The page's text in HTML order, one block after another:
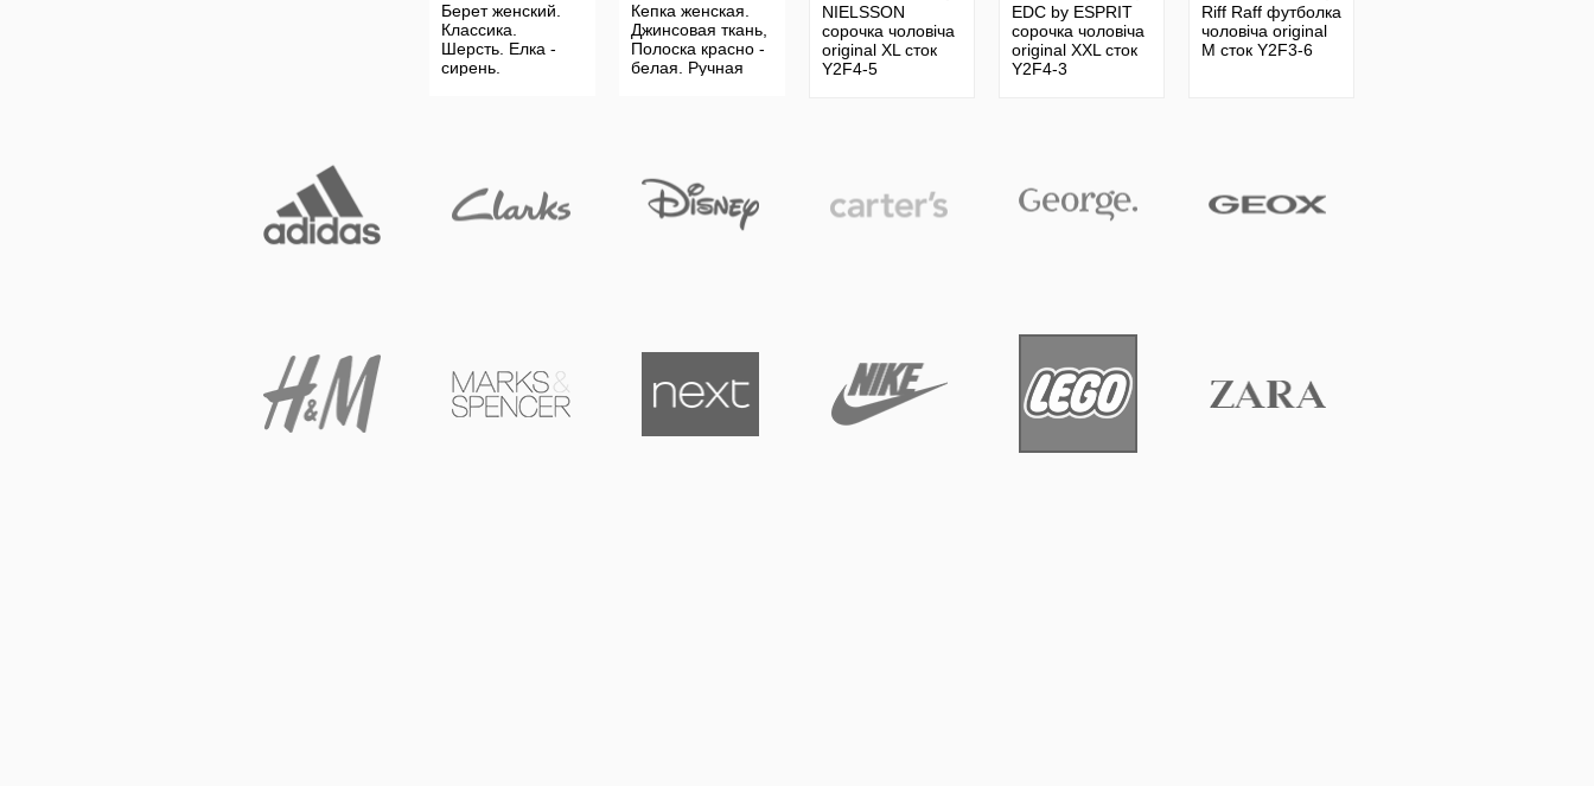
Берет женский.
Классика.
Шерсть. Елка -
сирень.
Кепка женская.
Джинсовая ткань,
Полоска красно -
белая. Ручная
NIELSSON
сорочка чоловіча
original XL сток
Y2F4-5
EDC by ESPRIT
сорочка чоловіча
original XXL сток
Y2F4-3
Riff Raff футболка
чоловіча original
M сток Y2F3-6